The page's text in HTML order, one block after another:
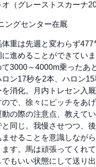
（グレーストスカーナ
ングセンター在厩
重は先週と変わらず477
進めることができてい
て3000～4000m乗ったあ
ロン17秒を2本、ハロン
を消化。月内トレセン入
で、徐々にピッチをあ
動の際の注意点、教えて
と同じ。我慢させつつ、
ませることを意識しなが
す。馬は頑張ってくれて
もいい状態にして送り